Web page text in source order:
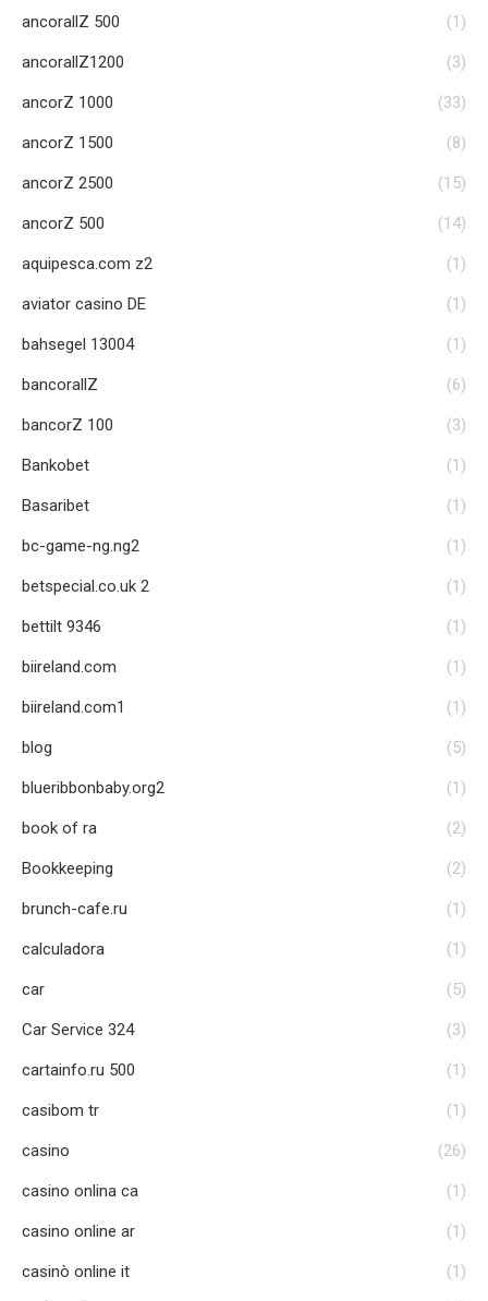
ancorallZ 500 (1)
ancorallZ1200 (3)
ancorZ 1000 (33)
ancorZ 1500 (8)
ancorZ 2500 (15)
ancorZ 500 (14)
aquipesca.com z2 (1)
aviator casino DE (1)
bahsegel 13004 (1)
bancorallZ (6)
bancorZ 100 (3)
Bankobet (1)
Basaribet (1)
bc-game-ng.ng2 (1)
betspecial.co.uk 2 (1)
bettilt 9346 (1)
biireland.com (1)
biireland.com1 (1)
blog (5)
blueribbonbaby.org2 (1)
book of ra (2)
Bookkeeping (2)
brunch-cafe.ru (1)
calculadora (1)
car (5)
Car Service 324 (3)
cartainfo.ru 500 (1)
casibom tr (1)
casino (26)
casino onlina ca (1)
casino online ar (1)
casinò online it (1)